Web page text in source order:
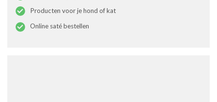
Producten voor je hond of kat
Online saté bestellen